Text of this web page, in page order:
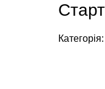
Категорія: